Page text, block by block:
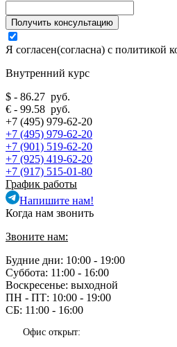
Я согласен(согласна) с политикой
Внутренний курс
$ - 86.27 руб.
€ - 99.58 руб.
+7 (495) 979-62-20
+7 (495) 979-62-20
+7 (901) 519-62-20
+7 (925) 419-62-20
+7 (917) 515-01-80
График работы
Напишите нам!
Когда нам звонить
Звоните нам:
Будние дни: 10:00 - 19:00
Суббота: 11:00 - 16:00
Воскресенье: выходной
ПН - ПТ: 10:00 - 19:00
СБ: 11:00 - 16:00
Офис открыт: